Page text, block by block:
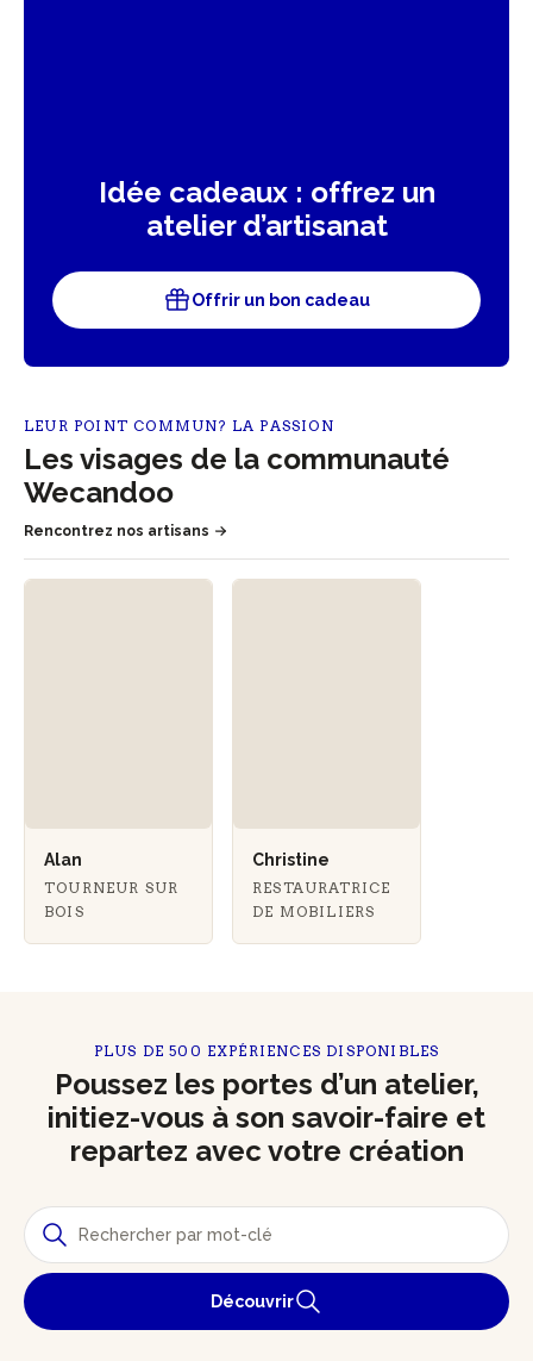
Idée cadeaux : offrez un
atelier d’artisanat
Offrir un bon cadeau
LEUR POINT COMMUN? LA PASSION
Les visages de la communauté
Wecandoo
Rencontrez nos artisans
Alan
TOURNEUR SUR
BOIS
Christine
RESTAURATRICE
DE MOBILIERS
PLUS DE 500 EXPÉRIENCES DISPONIBLES
Poussez les portes d’un atelier,
initiez-vous à son savoir-faire et
repartez avec votre création
Découvrir